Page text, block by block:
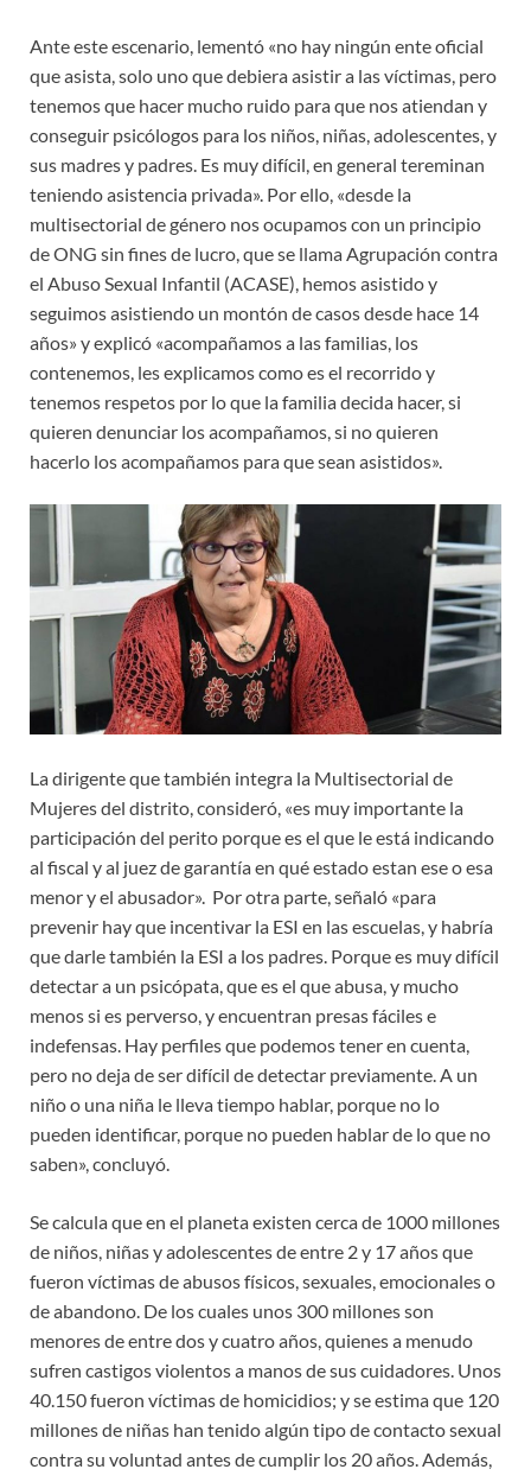
Ante este escenario, lementó «no hay ningún ente oficial
que asista, solo uno que debiera asistir a las víctimas, pero
tenemos que hacer mucho ruido para que nos atiendan y
conseguir psicólogos para los niños, niñas, adolescentes, y
sus madres y padres. Es muy difícil, en general tereminan
teniendo asistencia privada». Por ello, «desde la
multisectorial de género nos ocupamos con un principio
de ONG sin fines de lucro, que se llama Agrupación contra
el Abuso Sexual Infantil (ACASE), hemos asistido y
seguimos asistiendo un montón de casos desde hace 14
años» y explicó «acompañamos a las familias, los
contenemos, les explicamos como es el recorrido y
tenemos respetos por lo que la familia decida hacer, si
quieren denunciar los acompañamos, si no quieren
hacerlo los acompañamos para que sean asistidos».
La dirigente que también integra la Multisectorial de
Mujeres del distrito, consideró, «es muy importante la
participación del perito porque es el que le está indicando
al fiscal y al juez de garantía en qué estado estan ese o esa
menor y el abusador». Por otra parte, señaló «para
prevenir hay que incentivar la ESI en las escuelas, y habría
que darle también la ESI a los padres. Porque es muy difícil
detectar a un psicópata, que es el que abusa, y mucho
menos si es perverso, y encuentran presas fáciles e
indefensas. Hay perfiles que podemos tener en cuenta,
pero no deja de ser difícil de detectar previamente. A un
niño o una niña le lleva tiempo hablar, porque no lo
pueden identificar, porque no pueden hablar de lo que no
saben», concluyó.
Se calcula que en el planeta existen cerca de 1000 millones
de niños, niñas y adolescentes de entre 2 y 17 años que
fueron víctimas de abusos físicos, sexuales, emocionales o
de abandono. De los cuales unos 300 millones son
menores de entre dos y cuatro años, quienes a menudo
sufren castigos violentos a manos de sus cuidadores. Unos
40.150 fueron víctimas de homicidios; y se estima que 120
millones de niñas han tenido algún tipo de contacto sexual
contra su voluntad antes de cumplir los 20 años. Además,